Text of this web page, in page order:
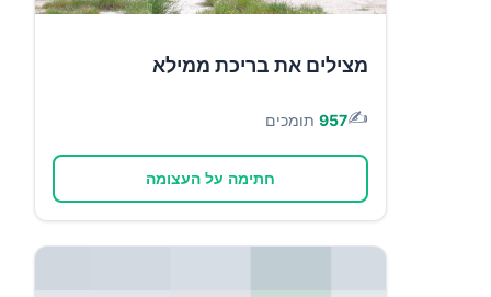
מצילים את בריכת ממילא
✍️
957 תומכים
חתימה על העצומה